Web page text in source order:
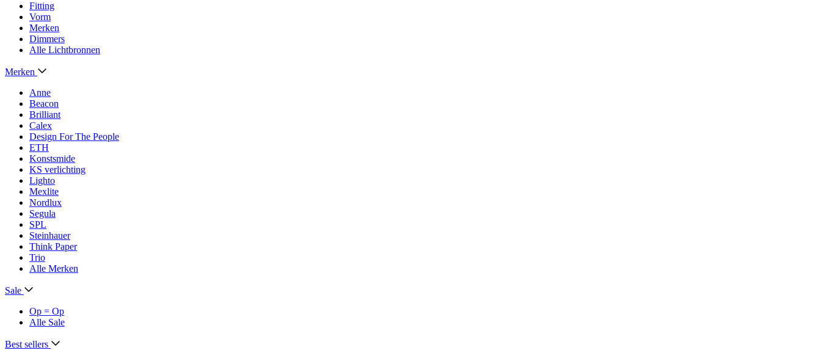
Fitting
Vorm
Merken
Dimmers
Alle Lichtbronnen
Merken
Anne
Beacon
Brilliant
Calex
Design For The People
ETH
Konstsmide
KS verlichting
Lighto
Mexlite
Nordlux
Segula
SPL
Steinhauer
Think Paper
Trio
Alle Merken
Sale
Op = Op
Alle Sale
Best sellers